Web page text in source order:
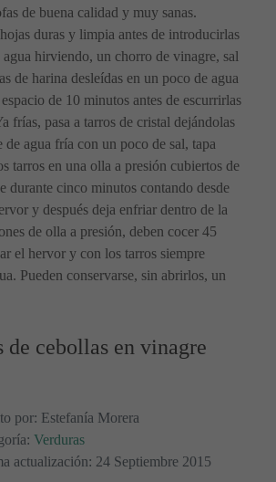
de buena calidad y muy sanas.
duras y limpia antes de introducirlas
hirviendo, un chorro de vinagre, sal
de harina desleídas en un poco de agua
de 10 minutos antes de escurrirlas
frías, pasa a tarros de cristal dejándolas
de agua fría con un poco de sal, tapa
tarros en una olla a presión cubiertos de
durante cinco minutos contando desde
y después deja enfriar dentro de la
de olla a presión, deben cocer 45
el hervor y con los tarros siempre
Pueden conservarse, sin abrirlos, un
de cebollas en vinagre
por: Estefanía Morera
Verduras
actualización: 24 Septiembre 2015